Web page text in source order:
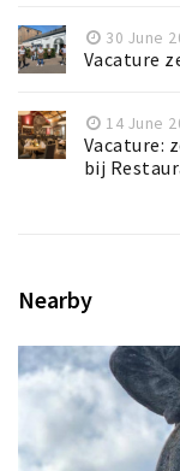
30 June
Vacature
14 June
Vacature:
bij
Nearby